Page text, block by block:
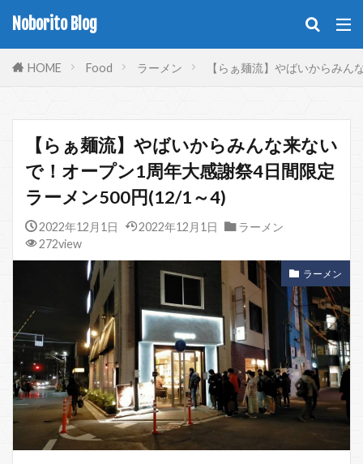
Noborito Blog
HOME Food ラーメン 【らぁ麺流】やばいからみ
【らぁ麺流】やばいからみんな来ない
で！オープン1周年大感謝祭4日間限定
ラーメン500円(12/1～4)
2022年12月1日 2022年12月1日
ラーメン
272view
ラーメン